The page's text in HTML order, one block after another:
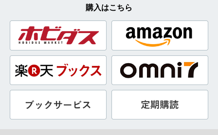
購入はこちら